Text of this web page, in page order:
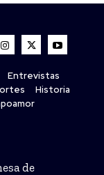
Entrevistas
Historia
de